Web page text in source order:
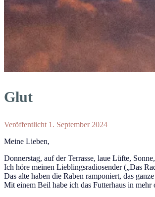
Glut
Veröffentlicht 1. September 2024
Meine Lieben,
Donnerstag, auf der Terrasse, laue Lüfte,
Ich höre meinen Lieblingsradiosender („Das
Das alte haben die Raben ramponiert, das
Mit einem Beil habe ich das Futterhaus in